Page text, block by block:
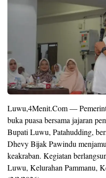
Luwu,4Menit.Com —
buka puasa bersama jajaran
Bupati Luwu, Patahudding,
Dhevy Bijak Pawindu
keakraban. Kegiatan
Luwu, Kelurahan Pammanu,